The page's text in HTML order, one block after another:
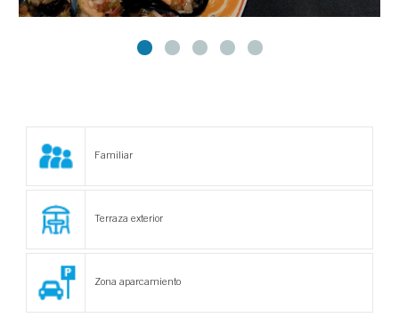
Familiar
Terraza exterior
Zona aparcamiento